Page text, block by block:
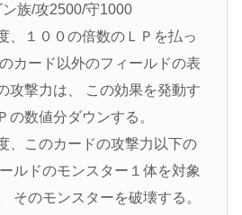
族/攻2500/守1000
、１００の倍数のＬＰを払っ
カード以外のフィールドの表
攻撃力は、 この効果を発動す
の数値分ダウンする。
、このカードの攻撃力以下の
ルドのモンスター１体を対象
そのモンスターを破壊する。